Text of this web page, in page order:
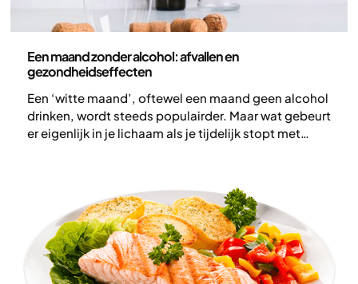
Een maand zonder alcohol: afvallen en
gezondheidseffecten
Een ‘witte maand’, oftewel een maand geen alcohol
drinken, wordt steeds populairder. Maar wat gebeurt
er eigenlijk in je lichaam als je tijdelijk stopt met